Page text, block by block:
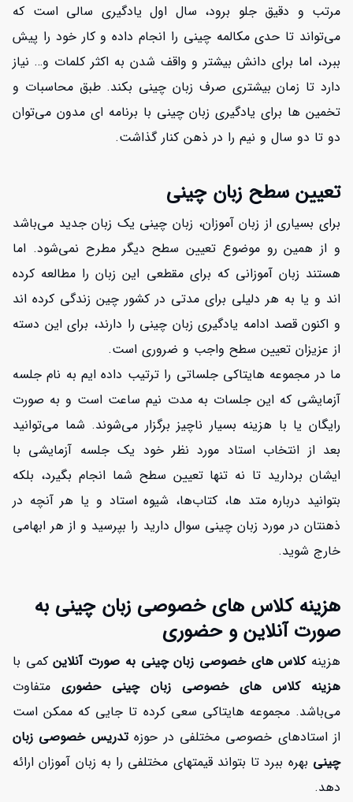
مرتب و دقیق جلو برود، سال اول یادگیری سالی است که
می‌تواند تا حدی مکالمه چینی را انجام داده و کار خود را پیش
ببرد، اما برای دانش بیشتر و واقف شدن به اکثر کلمات و… نیاز
دارد تا زمان بیشتری صرف زبان چینی بکند. طبق محاسبات و
تخمین ها برای یادگیری زبان چینی با برنامه ای مدون می‌توان
دو تا دو سال و نیم را در ذهن کنار گذاشت.
تعیین سطح زبان چینی
برای بسیاری از زبان آموزان، زبان چینی یک زبان جدید می‌باشد
و از همین رو موضوع تعیین سطح دیگر مطرح نمی‌شود. اما
هستند زبان آموزانی که برای مقطعی این زبان را مطالعه کرده
اند و یا به هر دلیلی برای مدتی در کشور چین زندگی کرده اند
و اکنون قصد ادامه یادگیری زبان چینی را دارند، برای این دسته
از عزیزان تعیین سطح واجب و ضروری است.
ما در مجموعه هایتاکی جلساتی را ترتیب داده ایم به نام جلسه
آزمایشی که این جلسات به مدت نیم ساعت است و به صورت
رایگان یا با هزینه بسیار ناچیز برگزار می‌شوند. شما می‌توانید
بعد از انتخاب استاد مورد نظر خود یک جلسه آزمایشی با
ایشان بردارید تا نه تنها تعیین سطح شما انجام بگیرد، بلکه
بتوانید درباره متد ها، کتاب‌ها، شیوه استاد و یا هر آنچه در
ذهنتان در مورد زبان چینی سوال دارید را بپرسید و از هر ابهامی
خارج شوید.
هزینه کلاس های خصوصی زبان چینی به
صورت آنلاین و حضوری
هزینهکلاس های خصوصی زبان چینی به صورت آنلاینکمی با
هزینه کلاس های خصوصی زبان چینی حضوری متفاوت
می‌باشد. مجموعه هایتاکی سعی کرده تا جایی که ممکن است
از استادهای خصوصی مختلفی در حوزهتدریس خصوصی زبان
چینی بهره ببرد تا بتواند قیمتهای مختلفی را به زبان آموزان ارائه
دهد.